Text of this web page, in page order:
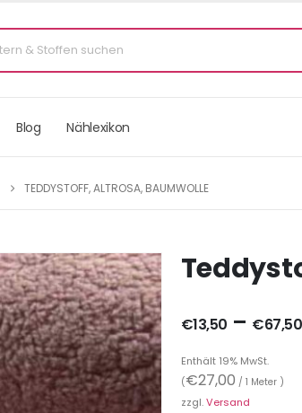
Blog Nählexikon
TEDDYSTOFF, ALTROSA, BAUMWOLLE
€13,50 – €67,50
Enthält 19% MwSt.
(€27,00 / 1 Meter )
zzgl.Versand